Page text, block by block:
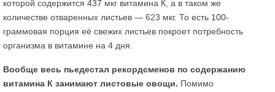
которой содержится 437 мкг витамина К, а в таком же
количестве отваренных листьев — 623 мкг. То есть 100-
граммовая порция её свежих листьев покроет потребность
организма в витамине на 4 дня.
Вообще весь пьедестал рекордсменов по содержанию
витамина К занимают листовые овощи. Помимо